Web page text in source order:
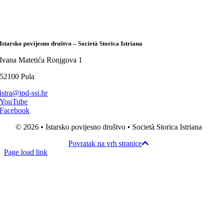
Istarsko povijesno društvo – Società Storica Istriana
Ivana Matetića Ronjgova 1
52100 Pula
istra@ipd-ssi.hr
YouTube
Facebook
© 2026 • Istarsko povijesno društvo • Società Storica Istriana
Povratak na vrh stranice
Page load link